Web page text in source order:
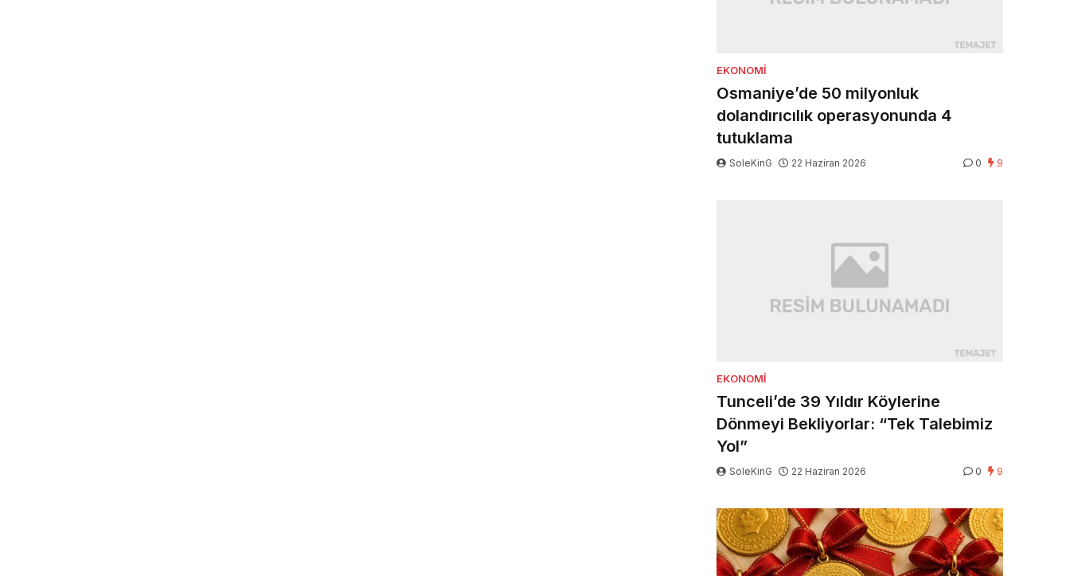
EKONOMI
Osmaniye’de 50 milyonluk
dolandırıcılık operasyonunda 4
tutuklama
SoleKinG 22 Haziran 2026 0 9
EKONOMI
Tunceli’de 39 Yıldır Köylerine
Dönmeyi Bekliyorlar: “Tek Talebimiz
Yol”
SoleKinG 22 Haziran 2026 0 9